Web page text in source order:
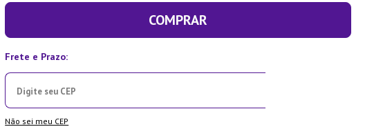
COMPRAR
Não sei meu CEP